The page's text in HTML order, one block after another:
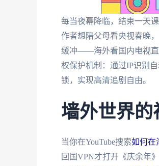
每当夜幕降临，结束一天
作者想陪父母看央视春晚
缓冲——海外看国内电视直
权保护机制：通过IP识别
锁，实现高清追剧自由。
墙外世界的
当你在YouTube搜索如何在
回国VPN才打开《庆余年